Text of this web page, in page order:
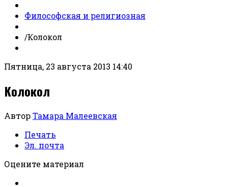
Философская и религиозная
/Колокол
Пятница, 23 августа 2013 14:40
Колокол
АвторТамара Малеевская
Печать
Эл. почта
Оцените материал